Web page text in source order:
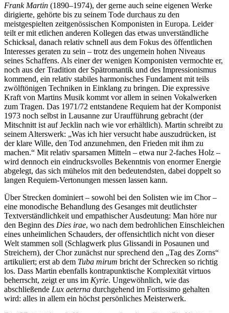
Frank Martin (1890–1974), der gerne auch seine eigenen Werke
dirigierte, gehörte bis zu seinem Tode durchaus zu den
meistgespielten zeitgenössischen Komponisten in Europa. Leider
teilt er mit etlichen anderen Kollegen das etwas unverständliche
Schicksal, danach relativ schnell aus dem Fokus des öffentlichen
Interesses geraten zu sein – trotz des ungemein hohen Niveaus
seines Schaffens. Als einer der wenigen Komponisten vermochte er,
noch aus der Tradition der Spätromantik und des Impressionismus
kommend, ein relativ stabiles harmonisches Fundament mit teils
zwölftönigen Techniken in Einklang zu bringen. Die expressive
Kraft von Martins Musik kommt vor allem in seinen Vokalwerken
zum Tragen. Das 1971/72 entstandene Requiem hat der Komponist
1973 noch selbst in Lausanne zur Uraufführung gebracht (der
Mitschnitt ist auf Jecklin nach wie vor erhältlich). Martin schreibt zu
seinem Alterswerk: „Was ich hier versucht habe auszudrücken, ist
der klare Wille, den Tod anzunehmen, den Frieden mit ihm zu
machen.“ Mit relativ sparsamen Mitteln – etwa nur 2-faches Holz –
wird dennoch ein eindrucksvolles Bekenntnis von enormer Energie
abgelegt, das sich mühelos mit den bedeutendsten, dabei doppelt so
langen Requiem-Vertonungen messen lassen kann.
Über Strecken dominiert – sowohl bei den Solisten wie im Chor –
eine monodische Behandlung des Gesanges mit deutlichster
Textverständlichkeit und empathischer Ausdeutung: Man höre nur
den Beginn des Dies irae, wo nach dem bedrohlichen Einschleichen
eines unheimlichen Schauders, der offensichtlich nicht von dieser
Welt stammen soll (Schlagwerk plus Glissandi in Posaunen und
Streichern), der Chor zunächst nur sprechend den „Tag des Zorns“
artikuliert; erst ab dem Tuba mirum bricht der Schrecken so richtig
los. Dass Martin ebenfalls kontrapunktische Komplexität virtuos
beherrscht, zeigt er uns im Kyrie. Ungewöhnlich, wie das
abschließende Lux aeterna durchgehend im Fortissimo gehalten
wird: alles in allem ein höchst persönliches Meisterwerk.